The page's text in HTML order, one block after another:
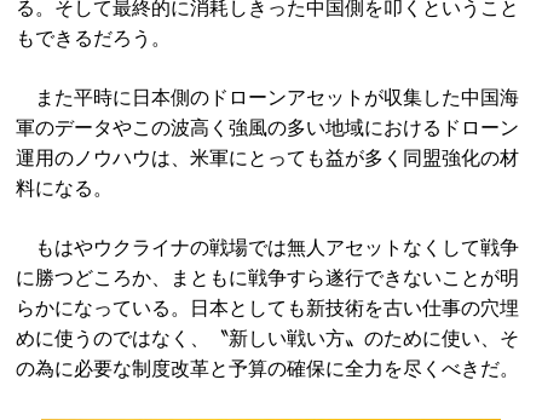
る。そして最終的に消耗しきった中国側を叩くということ
もできるだろう。
また平時に日本側のドローンアセットが収集した中国海
軍のデータやこの波高く強風の多い地域におけるドローン
運用のノウハウは、米軍にとっても益が多く同盟強化の材
料になる。
もはやウクライナの戦場では無人アセットなくして戦争
に勝つどころか、まともに戦争すら遂行できないことが明
らかになっている。日本としても新技術を古い仕事の穴埋
めに使うのではなく、〝新しい戦い方〟のために使い、そ
の為に必要な制度改革と予算の確保に全力を尽くべきだ。